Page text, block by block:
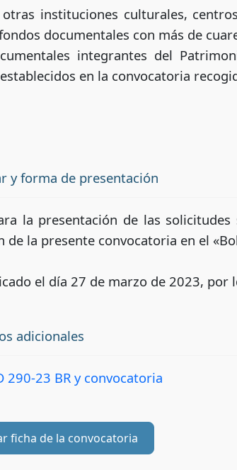
instituciones culturales,
documentales con más de
integrantes del
en la convocatoria
y forma de presentación
la presentación de las
de la presente convocatoria en el
el día 27 de marzo de 2023,
adicionales
290-23 BR y convocatoria
ficha de la convocatoria